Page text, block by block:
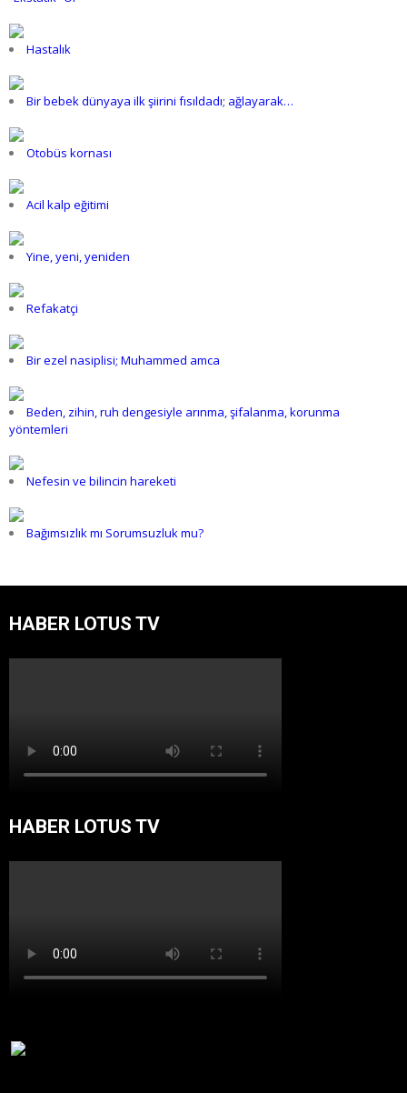
Hastalık
Bir bebek dünyaya ilk şiirini fısıldadı; ağlayarak…
Otobüs kornası
Acil kalp eğitimi
Yine, yeni, yeniden
Refakatçi
Bir ezel nasiplisi; Muhammed amca
Beden, zihin, ruh dengesiyle arınma, şifalanma, korunma
yöntemleri
Nefesin ve bilincin hareketi
Bağımsızlık mı Sorumsuzluk mu?
HABER LOTUS TV
HABER LOTUS TV